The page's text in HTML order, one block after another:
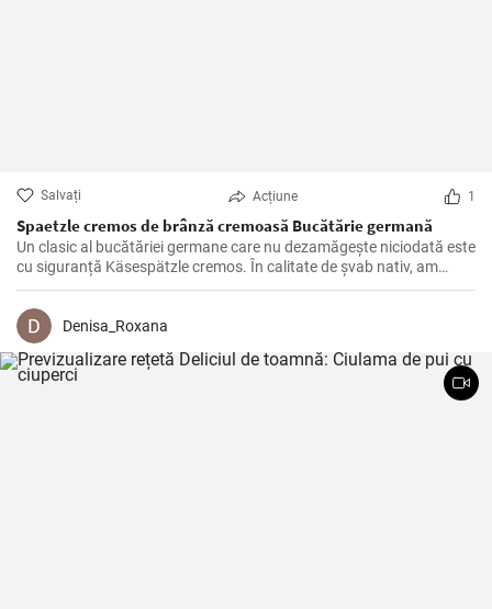
Salvați Acțiune 1
Spaetzle cremos de brânză cremoasă Bucătărie germană
Un clasic al bucătăriei germane care nu dezamăgește niciodată este
cu siguranță Käsespätzle cremos. În calitate de șvab nativ, am
pregătit și rafinat această rețetă de nenumărate ori încă din
copilărie și, prin urmare, pot confirma: Cu ingredientele potrivite și
câteva trucuri în mânecă, Käsespätzle de casă sunt irezistibil de
delicioase!
Denisa_Roxana